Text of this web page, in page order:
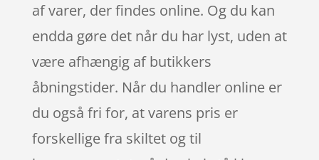
af varer, der findes online. Og du kan
endda gøre det når du har lyst, uden at
være afhængig af butikkers
åbningstider. Når du handler online er
du også fri for, at varens pris er
forskellige fra skiltet og til